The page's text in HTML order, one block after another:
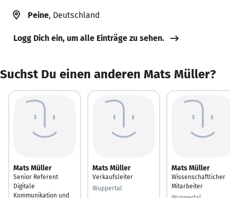
Peine, Deutschland
Logg Dich ein, um alle Einträge zu sehen.
Suchst Du einen anderen Mats Müller?
Mats Müller
Senior Referent
Digitale
Kommunikation und
Mats Müller
Verkaufsleiter
Wuppertal
Mats Müller
Wissenschaftlicher
Mitarbeiter